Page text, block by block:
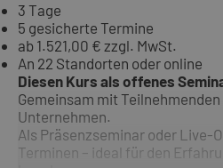
3 Tage
5 gesicherte Termine
ab 1.521,00 € zzgl. MwSt.
An 22 Standorten oder online
Diesen Kurs als offenes
Gemeinsam mit
Unternehmen.
Als Präsenzseminar oder Live-
Terminen – ideal für den